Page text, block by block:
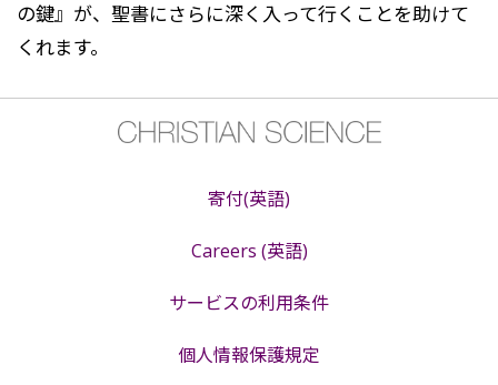
の鍵』が、聖書にさらに深く入って行くことを助けて
くれます。
寄付(英語)
Careers (英語)
サービスの利用条件
個人情報保護規定